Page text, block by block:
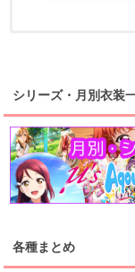
桜内梨子
上原歩夢
シリーズ・月別衣装
各種まとめ